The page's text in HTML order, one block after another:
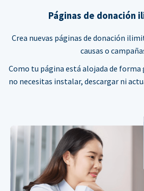
Páginas de donación
Crea nuevas páginas de donación
causas o
Como tu página está alojada de
no necesitas instalar, descargar ni